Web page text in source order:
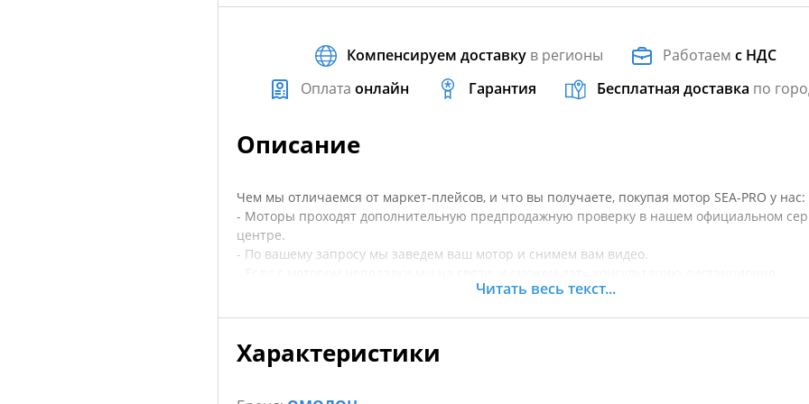
Компенсируем доставку в регионы Работаемс НДС
Оплата онлайн Гарантия Бесплатная доставка по
Описание
Чем мы отличаемся от маркет-плейсов, и что вы получаете, покупая мотор SEA-PRO у нас:
- Моторы проходят дополнительную предпродажную проверку в нашем официальном
центре.
- По вашему запросу мы заведем ваш мотор и снимем вам видео.
- В случае гарантийного ремонта мы выполним его, не затягивая, в нашем сервисном
Лодочный мотор Omolon MP 9.8 AMHS является примером двухтактного двигателя,
мощностью 9.8 лошадиных сил. Несмотря на его вес в 29 килограмм, он представляет
Читать весь текст...
Характеристики